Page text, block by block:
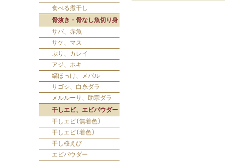
食べる煮干し
骨抜き・骨なし魚切り身
サバ、赤魚
サケ、マス
ぶり、カレイ
アジ、ホキ
縞ほっけ、メバル
サゴシ、白糸ダラ
メルルーサ、助宗ダラ
干しエビ、エビパウダー
干しエビ(無着色)
干しエビ(着色)
干し桜えび
エビパウダー